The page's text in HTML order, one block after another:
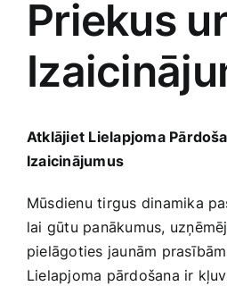
Medicīnas preces
Mobilie telefoni,
Preces birojam
Priekus
Atklājiet Lielapjoma
Izaicinājumus
Mūsdienu tirgus dinamika
lai ‌gūtu panākumus,
pielāgoties jaunām
Lielapjoma pārdošana ir